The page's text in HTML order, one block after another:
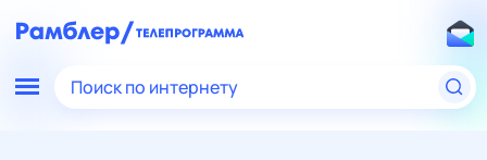
Поиск по интернету